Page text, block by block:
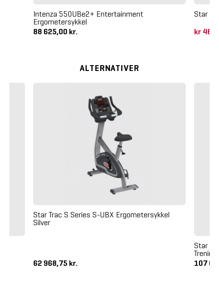
Intenza 550UBe2+ Entertainment
Ergometersykkel
88 625,00 kr.
Star
kr 46
ALTERNATIVER
Star Trac S Series S-UBX Ergometersykkel
Silver
62 968,75 kr.
Star
107